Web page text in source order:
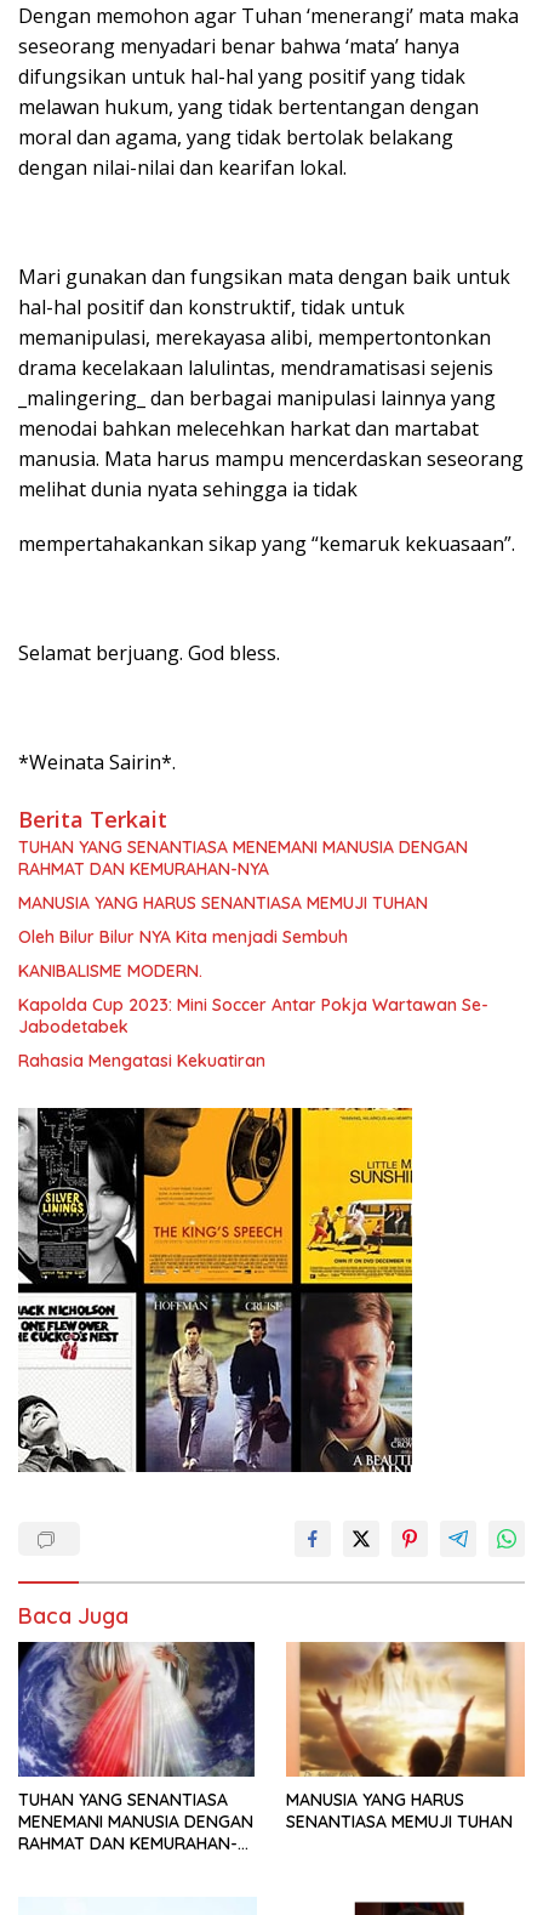
Dengan memohon agar Tuhan ‘menerangi’ mata maka
seseorang menyadari benar bahwa ‘mata’ hanya
difungsikan untuk hal-hal yang positif yang tidak
melawan hukum, yang tidak bertentangan dengan
moral dan agama, yang tidak bertolak belakang
dengan nilai-nilai dan kearifan lokal.
Mari gunakan dan fungsikan mata dengan baik untuk
hal-hal positif dan konstruktif, tidak untuk
memanipulasi, merekayasa alibi, mempertontonkan
drama kecelakaan lalulintas, mendramatisasi sejenis
_malingering_ dan berbagai manipulasi lainnya yang
menodai bahkan melecehkan harkat dan martabat
manusia. Mata harus mampu mencerdaskan seseorang
melihat dunia nyata sehingga ia tidak
mempertahakankan sikap yang “kemaruk kekuasaan”.
Selamat berjuang. God bless.
*Weinata Sairin*.
Berita Terkait
TUHAN YANG SENANTIASA MENEMANI MANUSIA DENGAN
RAHMAT DAN KEMURAHAN-NYA
MANUSIA YANG HARUS SENANTIASA MEMUJI TUHAN
Oleh Bilur Bilur NYA Kita menjadi Sembuh
KANIBALISME MODERN.
Kapolda Cup 2023: Mini Soccer Antar Pokja Wartawan Se-
Jabodetabek
Rahasia Mengatasi Kekuatiran
Baca Juga
TUHAN YANG SENANTIASA
MENEMANI MANUSIA DENGAN
RAHMAT DAN KEMURAHAN-
MANUSIA YANG HARUS
SENANTIASA MEMUJI TUHAN